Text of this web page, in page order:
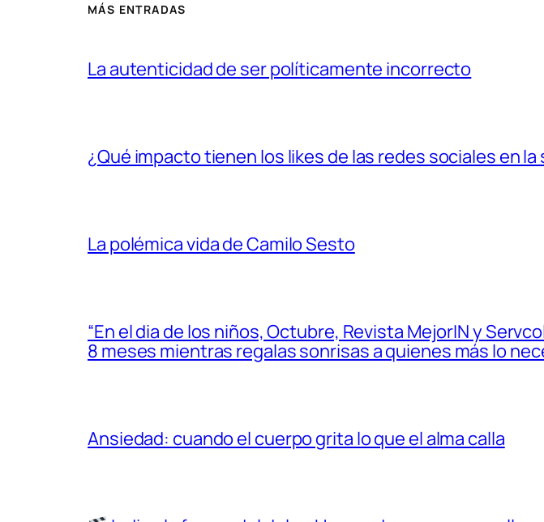
MÁS ENTRADAS
La autenticidad de ser políticamente incorrecto
¿Qué impacto tienen los likes de las redes sociales en la
La polémica vida de Camilo Sesto
“En el dia de los niños, Octubre, Revista MejorIN y
8 meses mientras regalas sonrisas a quienes más lo
Ansiedad: cuando el cuerpo grita lo que el alma calla